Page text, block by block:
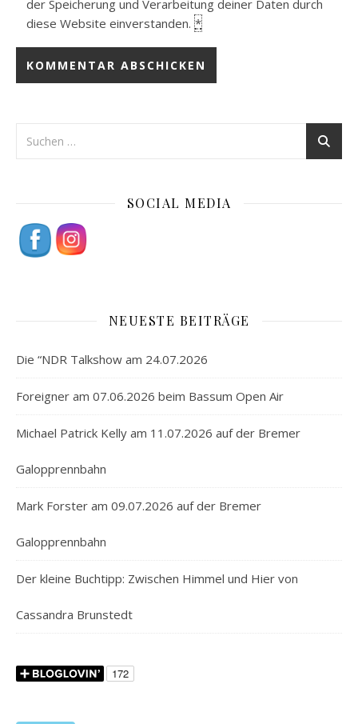
der Speicherung und Verarbeitung deiner Daten durch
diese Website einverstanden. *
SOCIAL MEDIA
NEUESTE BEITRÄGE
Die “NDR Talkshow am 24.07.2026
Foreigner am 07.06.2026 beim Bassum Open Air
Michael Patrick Kelly am 11.07.2026 auf der Bremer
Galopprennbahn
Mark Forster am 09.07.2026 auf der Bremer
Galopprennbahn
Der kleine Buchtipp: Zwischen Himmel und Hier von
Cassandra Brunstedt